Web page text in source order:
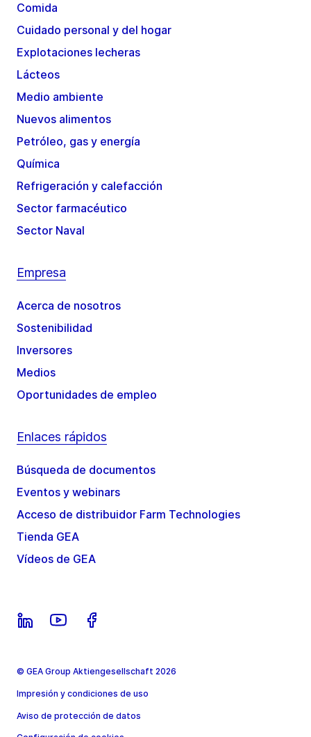
Comida
Cuidado personal y del hogar
Explotaciones lecheras
Lácteos
Medio ambiente
Nuevos alimentos
Petróleo, gas y energía
Química
Refrigeración y calefacción
Sector farmacéutico
Sector Naval
Empresa
Acerca de nosotros
Sostenibilidad
Inversores
Medios
Oportunidades de empleo
Enlaces rápidos
Búsqueda de documentos
Eventos y webinars
Acceso de distribuidor Farm Technologies
Tienda GEA
Vídeos de GEA
© GEA Group Aktiengesellschaft 2026
Impresión y condiciones de uso
Aviso de protección de datos